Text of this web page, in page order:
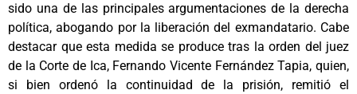
sido una de las principales argumentaciones de la derecha
política, abogando por la liberación del exmandatario. Cabe
destacar que esta medida se produce tras la orden del juez
de la Corte de Ica, Fernando Vicente Fernández Tapia, quien,
si bien ordenó la continuidad de la prisión, remitió el